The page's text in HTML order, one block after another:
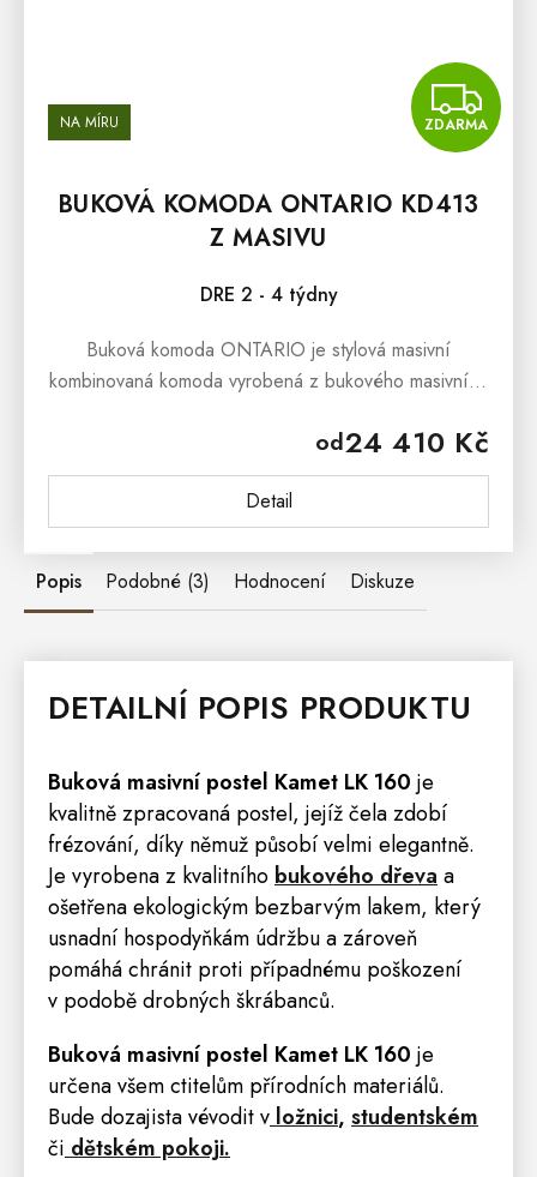
NA MÍRU ZDARMA
BUKOVÁ KOMODA ONTARIO KD413
Z MASIVU
DRE 2 - 4 týdny
od24 410 Kč
Detail
Buková komoda ONTARIO je stylová masivní
kombinovaná komoda vyrobená z bukového masivního
výhod, kterou ocení nejen všichni...
Popis Podobné (3) Hodnocení Diskuze
DETAILNÍ POPIS PRODUKTU
Buková masivní postel Kamet LK 160 je
kvalitně zpracovaná postel, jejíž čela zdobí
frézování, díky němuž působí velmi elegantně.
Je vyrobena z kvalitního bukového dřeva a
ošetřena ekologickým bezbarvým lakem, který
usnadní hospodyňkám údržbu a zároveň
pomáhá chránit proti případnému poškození
v podobě drobných škrábanců.
Buková masivní postel Kamet LK 160 je
určena všem ctitelům přírodních materiálů.
Bude dozajista vévodit v ložnici, studentském
či dětském pokoji.